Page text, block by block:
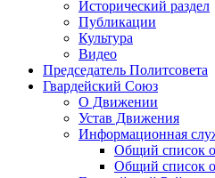
Исторический раздел
Публикации
Культура
Видео
Председатель Политсовета
Гвардейский Союз
О Движении
Устав Движения
Информационная
Общий список
Общий список